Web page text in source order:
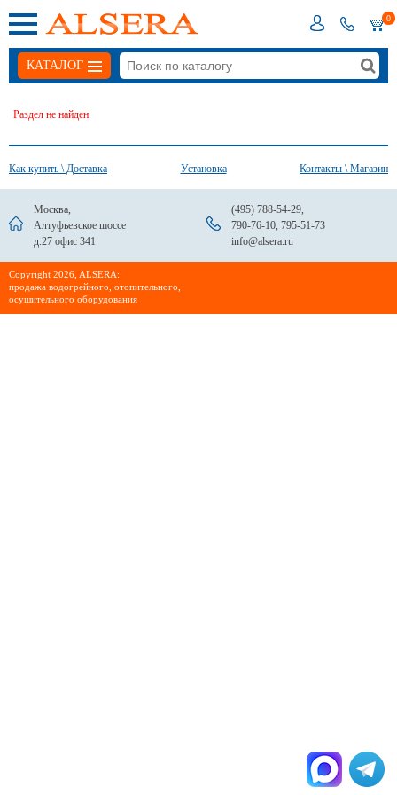
0
КАТАЛОГ
Раздел не найден
Как купить \ Доставка Установка Контакты \ Магазин
Москва,
Алтуфьевское шоссе
д.27 офис 341
(495) 788-54-29,
790-76-10, 795-51-73
info@alsera.ru
Сopyright 2026, ALSERA:
продажа водогрейного, отопительного,
осушительного оборудования